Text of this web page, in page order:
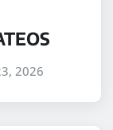
2026